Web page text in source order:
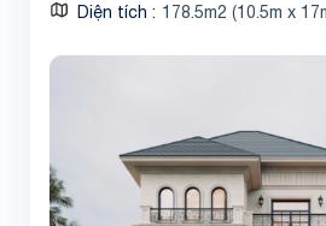
Diện tích 178.5m2 (10.5m x